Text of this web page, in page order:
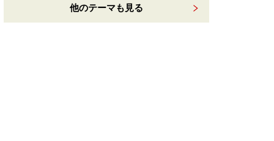
他のテーマも見る